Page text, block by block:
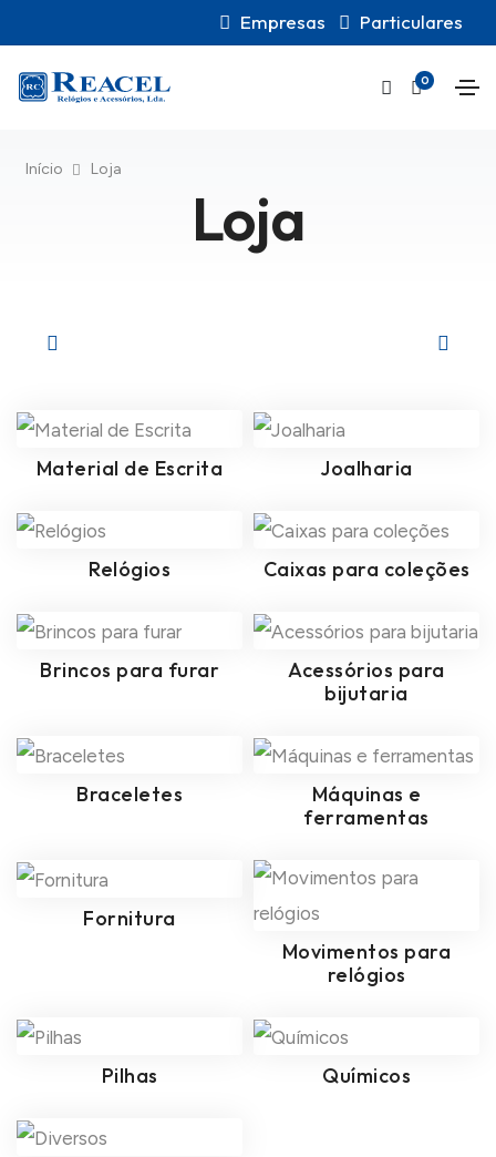
Empresas Particulares
0
Início Loja
Loja
Material de Escrita Joalharia
Relógios Caixas para coleções
Brincos para furar
Acessórios para
bijutaria
Braceletes
Máquinas e
ferramentas
Fornitura
Movimentos para
relógios
Pilhas Químicos